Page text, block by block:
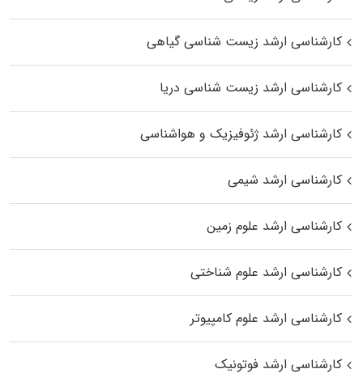
کارشناسی ارشد زیست‌ شناسی گیاهی
کارشناسی ارشد زیست‌ شناسی دریا
کارشناسی ارشد ژئوفیزیک و هواشناسی
کارشناسی ارشد شیمی
کارشناسی ارشد علوم زمین
کارشناسی ارشد علوم شناختی
کارشناسی ارشد علوم کامپیوتر
کارشناسی ارشد فوتونیک